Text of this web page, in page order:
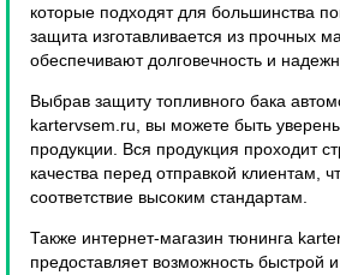
которые подходят для большинства
защита изготавливается из прочных
обеспечивают долговечность и
Выбрав защиту топливного бака
kartervsem.ru, вы можете быть
продукции. Вся продукция проходит
качества перед отправкой клиентам,
соответствие высоким стандартам.
Также интернет-магазин тюнинга
предоставляет возможность быстрой